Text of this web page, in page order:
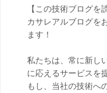
【この技術ブログを
カサレアルブログを
ます！
私たちは、常に新し
に応えるサービスを
もし、当社の技術へ